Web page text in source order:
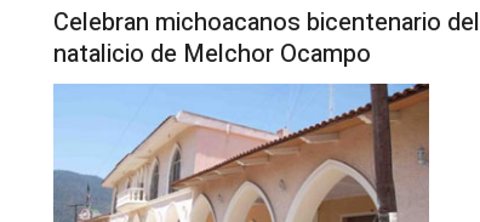
Celebran michoacanos bicentenario del
natalicio de Melchor Ocampo